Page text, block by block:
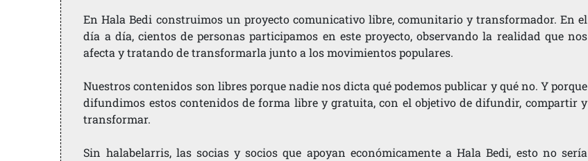
En Hala Bedi construimos un proyecto comunicativo libre, comunitario y transformador. En el
día a día, cientos de personas participamos en este proyecto, observando la realidad que nos
afecta y tratando de transformarla junto a los movimientos populares.
Nuestros contenidos son libres porque nadie nos dicta qué podemos publicar y qué no. Y porque
difundimos estos contenidos de forma libre y gratuita, con el objetivo de difundir, compartir y
transformar.
Sin halabelarris, las socias y socios que apoyan económicamente a Hala Bedi, esto no sería